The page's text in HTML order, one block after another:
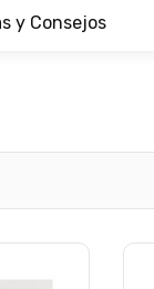
y Consejos